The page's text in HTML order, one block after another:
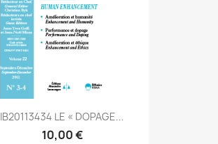
IB20113434 LE « DOPAGE...
10,00 €